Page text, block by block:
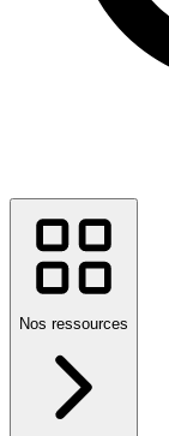
Nos ressources